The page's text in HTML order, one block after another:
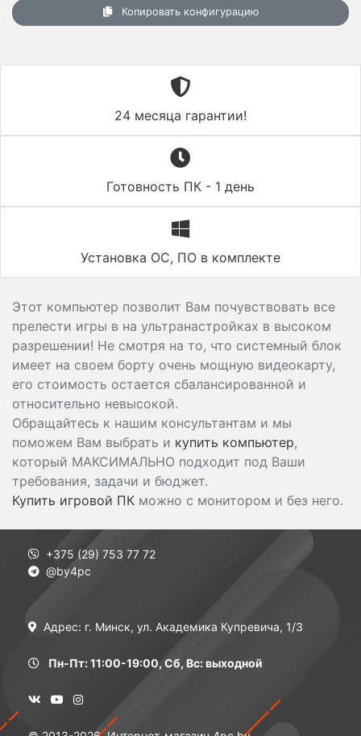
Копировать конфигурацию
24 месяца гарантии!
Готовность ПК - 1 день
Установка ОС, ПО в комплекте
Этот компьютер позволит Вам почувствовать все
прелести игры в на ультранастройках в высоком
разрешении! Не смотря на то, что системный блок
имеет на своем борту очень мощную видеокарту,
его стоимость остается сбалансированной и
относительно невысокой.
Обращайтесь к нашим консультантам и мы
поможем Вам выбрать и купить компьютер,
который МАКСИМАЛЬНО подходит под Ваши
требования, задачи и бюджет.
Купить игровой ПК можно с монитором и без него.
+375 (29) 753 77 72
@by4pc
Адрес: г. Минск, ул. Академика Купревича, 1/3
Пн-Пт: 11:00-19:00, Сб, Вс: выходной